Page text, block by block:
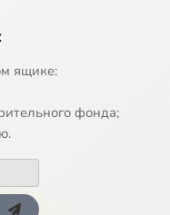
ящике:
фонда;